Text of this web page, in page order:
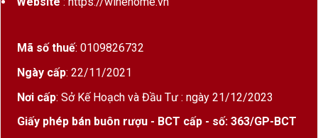
Hương Vị & Cấu Trúc Domaine des Comtes Lafon
chiếu ánh kim nhẹ
Mã số thuế: 0109826732
Ngày cấp: 22/11/2021
Nơi cấp: Sở Kế Hoạch và Đầu Tư : ngày 21/12/2023
Giấy phép bán buôn rượu - BCT cấp - số: 363/GP-BCT